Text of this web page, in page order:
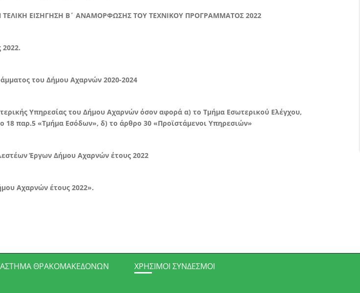
ΤΕΛΙΚΗ ΕΙΣΗΓΗΣΗ Β΄ ΑΝΑΜΟΡΦΩΣΗΣ ΤΟΥ ΤΕΧΝΙΚΟΥ ΠΡΟΓΡΑΜΜΑΤΟΣ 2022
του Δήμου Αχαρνών 2020-2024
Υπηρεσίας του Δήμου Αχαρνών όσον αφορά α) το Τμήμα Εσωτερικού Ελέγχου,
παρ.5 «Τμήμα Εσόδων», δ) το άρθρο 30 «Προϊστάμενοι Υπηρεσιών»
Έργων Δήμου Αχαρνών έτους 2022
Αχαρνών έτους 2022».
ΘΡΑΚΟΜΑΚΕΔΌΝΩΝ ΧΡΉΣΙΜΟΙ ΣΎΝΔΕΣΜΟΙ